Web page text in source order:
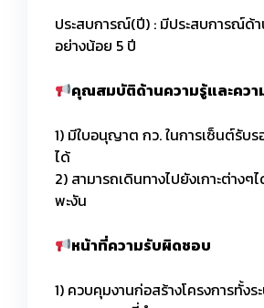
ประสบการณ์(ปี) : มีประสบการณ์ด้
อย่างน้อย 5 ปี
คุณสมบัติด้านความรู้และควา
1) มีใบอนุญาต กว. ในการเซ็นต์รับร
ได้
2) สามารถเดินทางไปยังเกาะต่าง
พะงัน
หน้าที่ความรับผิดชอบ
1) ควบคุมงานก่อสร้างโครงการทั้งร